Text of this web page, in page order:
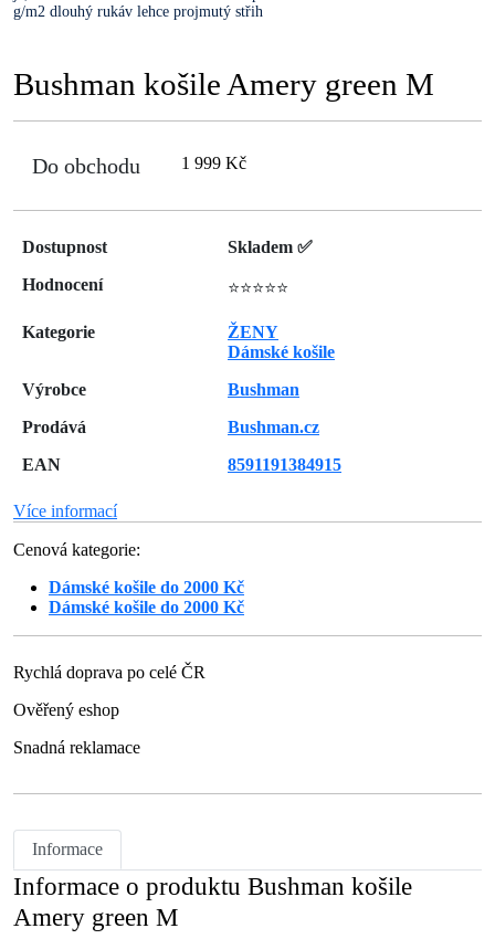
g/m2 dlouhý rukáv lehce projmutý střih
Bushman košile Amery green M
Do obchodu 1 999 Kč
Dostupnost
Skladem ✅
Hodnocení
⭐⭐⭐⭐⭐
Kategorie
ŽENY
Dámské košile
Výrobce
Bushman
Prodává
Bushman.cz
EAN
8591191384915
Více informací
Cenová kategorie:
Dámské košile do 2000 Kč
Dámské košile do 2000 Kč
Rychlá doprava po celé ČR
Ověřený eshop
Snadná reklamace
Informace
Informace o produktu Bushman košile
Amery green M